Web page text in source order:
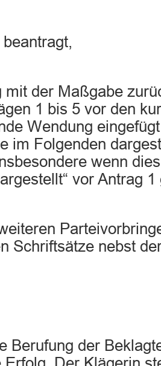
mit der Maßgabe
1 bis 5 vor den
Wendung
im Folgenden
wenn
vor Antrag
Schriftsätze nebst
Berufung der